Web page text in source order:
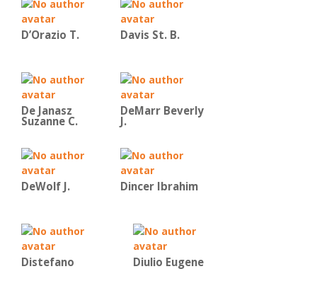
D’Orazio T. Davis St. B.
De Janasz
Suzanne C.
DeMarr Beverly
J.
DeWolf J. Dincer Ibrahim
Distefano Diulio Eugene